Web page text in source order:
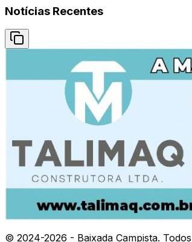
Notícias Recentes
© 2024-2026 - Baixada Campista.